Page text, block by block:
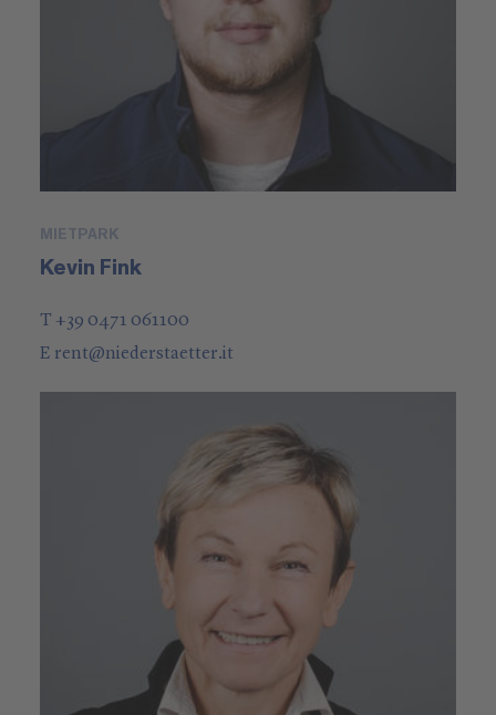
MIETPARK
Kevin Fink
T +39 0471 061100
E rent@niederstaetter.it